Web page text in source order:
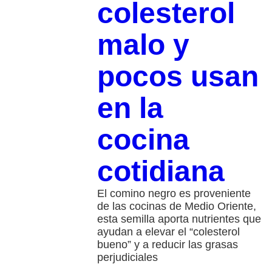
colesterol
malo y
pocos usan
en la
cocina
cotidiana
El comino negro es proveniente
de las cocinas de Medio Oriente,
esta semilla aporta nutrientes que
ayudan a elevar el “colesterol
bueno” y a reducir las grasas
perjudiciales